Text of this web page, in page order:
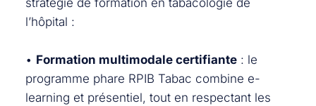
stratégie de formation en tabacologie de
l’hôpital :
• Formation multimodale certifiante: le
programme phare RPIB Tabac combine e-
learning et présentiel, tout en respectant les